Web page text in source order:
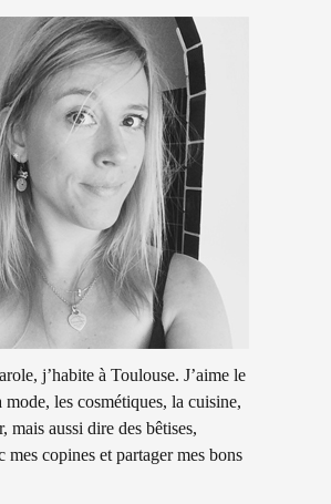
j’habite à Toulouse. J’aime le
les cosmétiques, la cuisine,
mais aussi dire des bêtises,
mes copines et partager mes bons